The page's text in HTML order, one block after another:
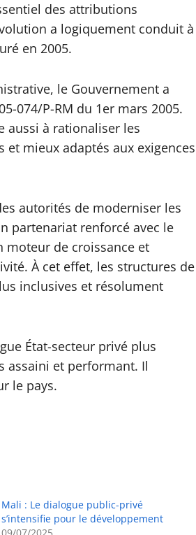
des attributions
a logiquement conduit à
en 2005.
le Gouvernement a
074/P-RM du 1er mars 2005.
aussi à rationaliser les
mieux adaptés aux exigences
autorités de moderniser les
partenariat renforcé avec le
moteur de croissance et
À cet effet, les structures de
inclusives et résolument
État-secteur privé plus
assaini et performant. Il
le pays.
Mali : Le dialogue public-privé
s’intensifie pour le développement